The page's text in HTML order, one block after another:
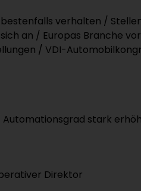
verhalten /
an / Europas Branche vor
/ VDI-
stark
Direktor